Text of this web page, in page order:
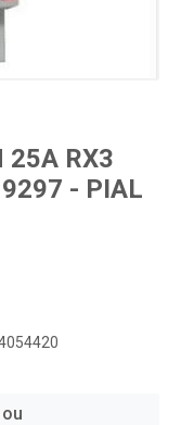
25A RX3
- PIAL